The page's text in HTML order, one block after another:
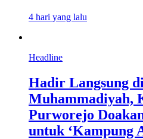
4 hari yang lalu
Headline
Hadir Langsung
Muhammadiyah,
Purworejo
untuk ‘Kampung